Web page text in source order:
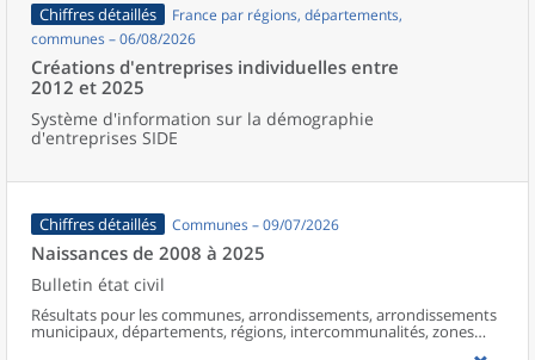
Chiffres détaillés
France par régions, départements,
communes – 06/08/2026
Créations d'entreprises individuelles entre
2012 et 2025
Système d'information sur la démographie
d'entreprises SIDE
Chiffres détaillés Communes – 09/07/2026
Naissances de 2008 à 2025
Bulletin état civil
Résultats pour les communes, arrondissements, arrondissements
municipaux, départements, régions, intercommunalités, zones
d’emploi, bassins de vie, unités urbaines et aires d’attraction des